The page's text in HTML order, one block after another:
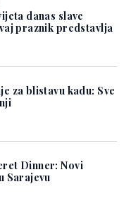
danas slave
praznik predstavlja
za blistavu kadu: Sve
Dinner: Novi
Sarajevu